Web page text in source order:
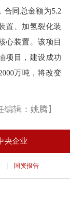
合同总金额为5.2
置、加氢裂化装
心装置。该项目
项目，建设成功
万吨，将改变
编辑：姚腾】
央企业
| 国资报告